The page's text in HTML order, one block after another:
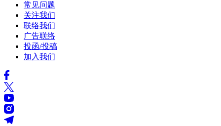
常见问题
关注我们
联络我们
广告联络
投函/投稿
加入我们